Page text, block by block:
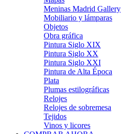
Meninas Madrid Gallery
Mobiliario y lámparas
Objetos
Obra gráfica
Pintura Siglo XIX
Pintura Siglo XX
Pintura Siglo XXI
Pintura de Alta Época
Plata
Plumas estilográficas
Relojes
Relojes de sobremesa
Tejidos
Vinos y licores